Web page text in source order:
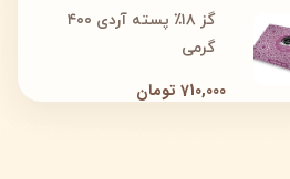
گز ۱۸٪ پسته آردی ۴۰۰
گرمی
710,000 تومان